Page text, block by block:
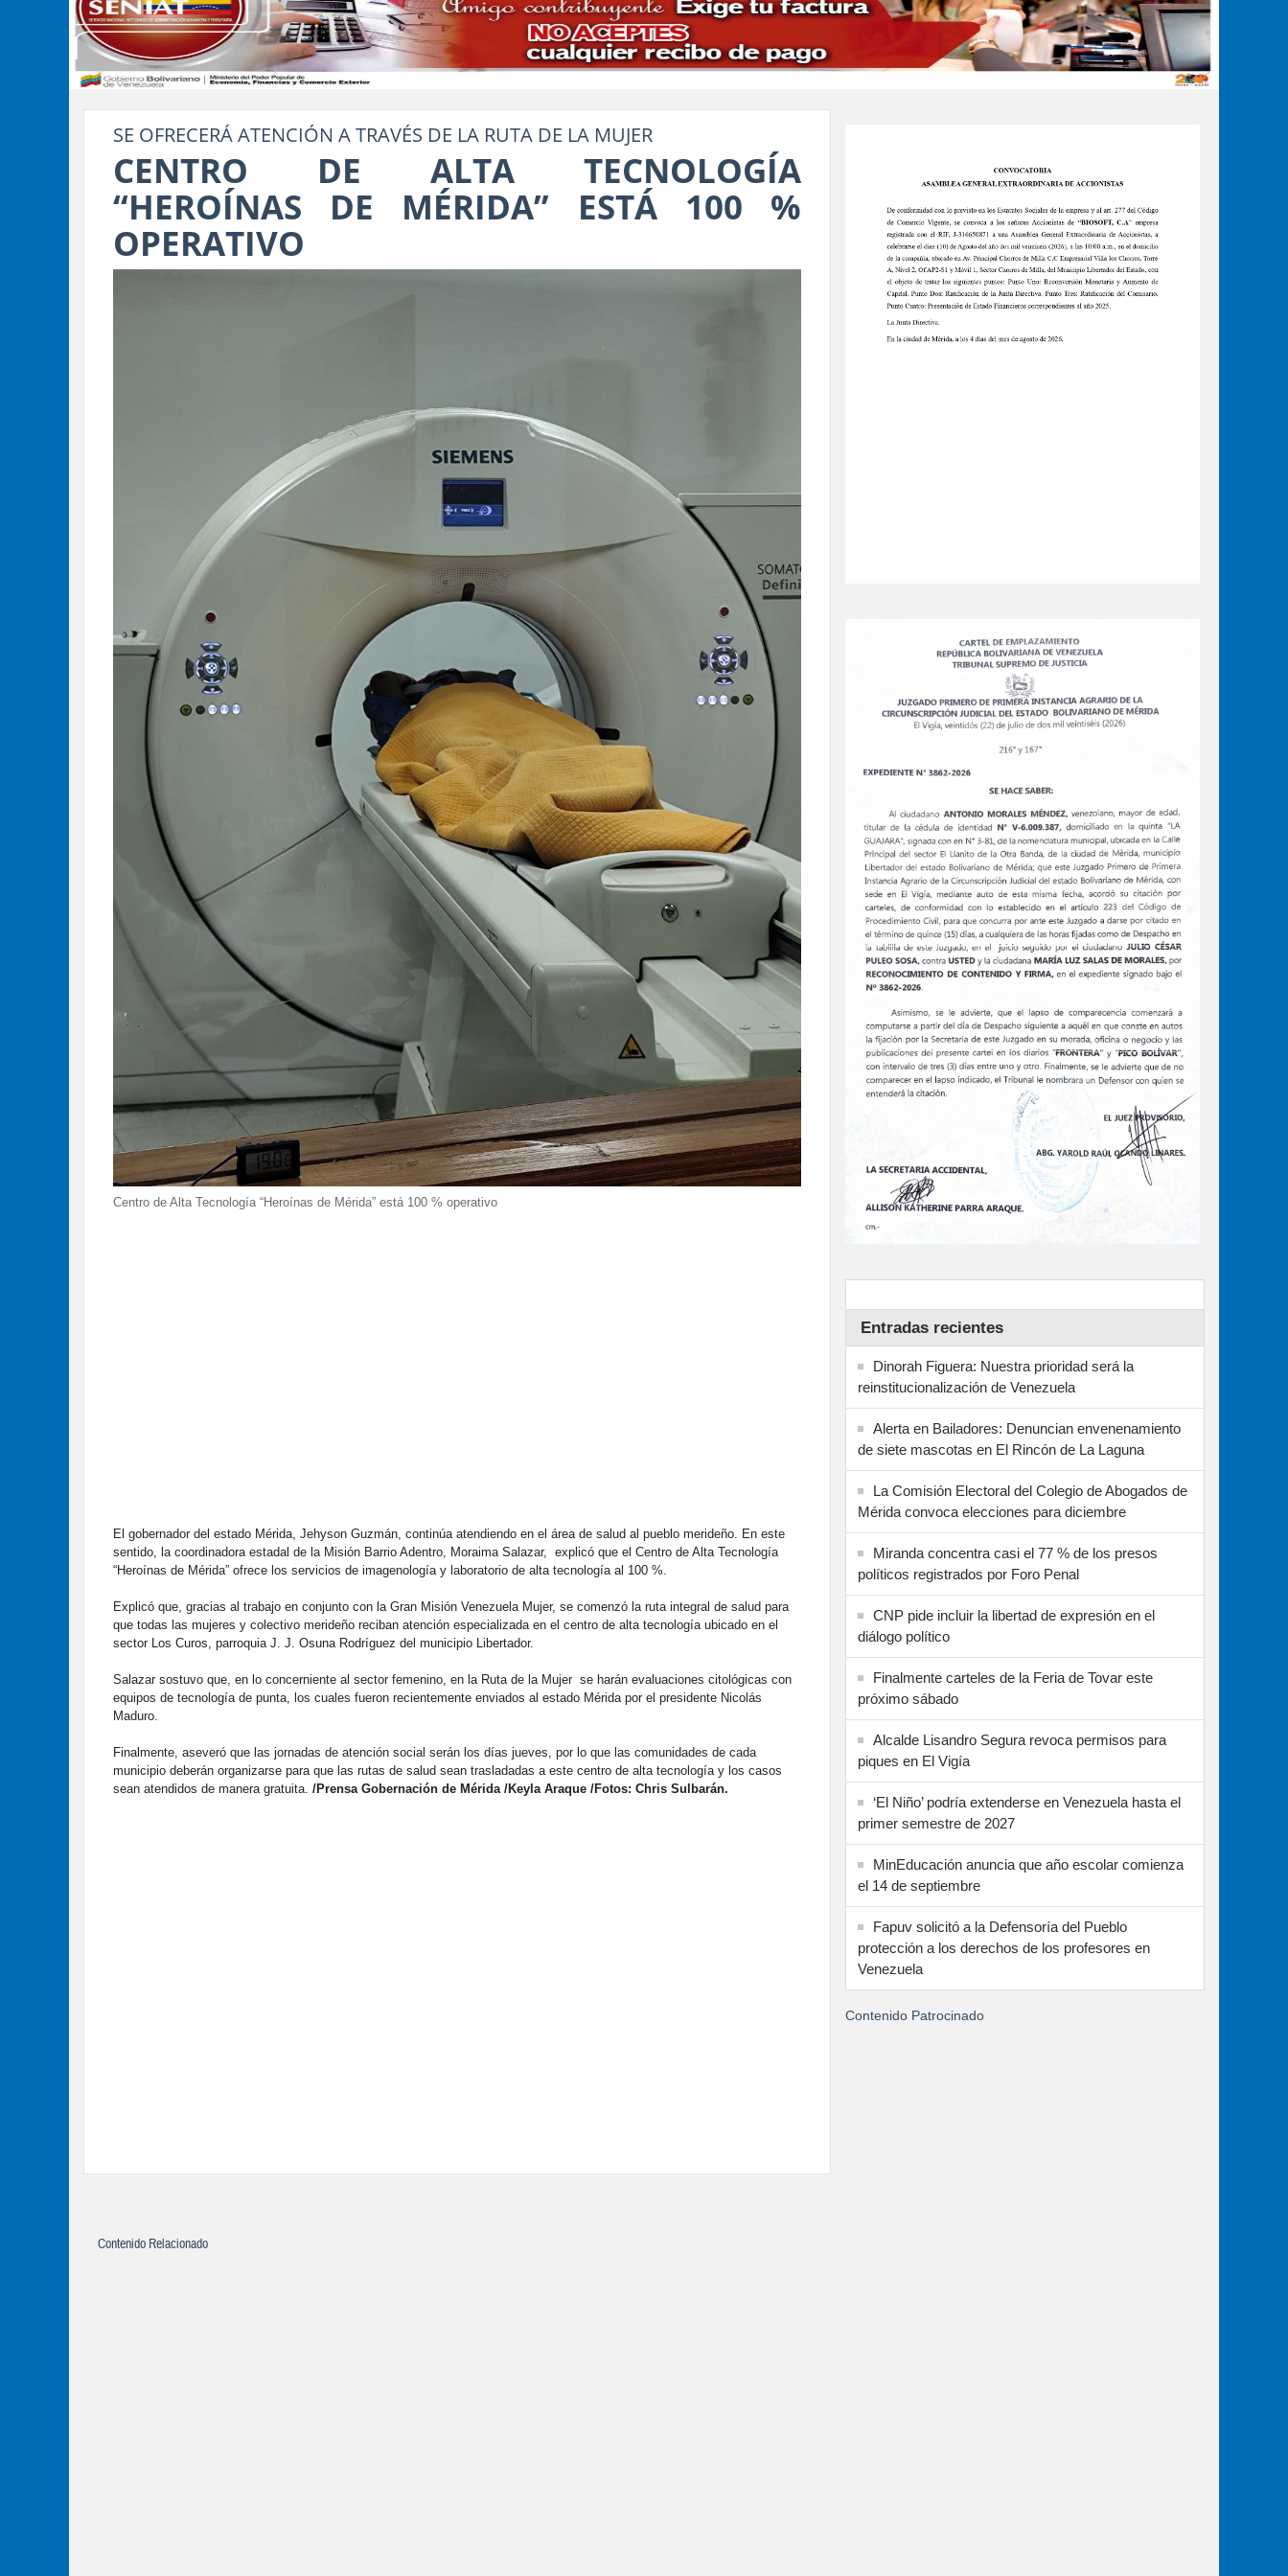
SE OFRECERÁ ATENCIÓN A TRAVÉS DE LA RUTA DE LA MUJER
CENTRO DE ALTA TECNOLOGÍA
“HEROÍNAS DE MÉRIDA” ESTÁ 100 %
OPERATIVO
Centro de Alta Tecnología “Heroínas de Mérida” está 100 % operativo
El gobernador del estado Mérida, Jehyson Guzmán, continúa atendiendo en el área de salud al pueblo merideño. En este
sentido, la coordinadora estadal de la Misión Barrio Adentro, Moraima Salazar, explicó que el Centro de Alta Tecnología
“Heroínas de Mérida” ofrece los servicios de imagenología y laboratorio de alta tecnología al 100 %.
Explicó que, gracias al trabajo en conjunto con la Gran Misión Venezuela Mujer, se comenzó la ruta integral de salud para
que todas las mujeres y colectivo merideño reciban atención especializada en el centro de alta tecnología ubicado en el
sector Los Curos, parroquia J. J. Osuna Rodríguez del municipio Libertador.
Salazar sostuvo que, en lo concerniente al sector femenino, en la Ruta de la Mujer se harán evaluaciones citológicas con
equipos de tecnología de punta, los cuales fueron recientemente enviados al estado Mérida por el presidente Nicolás
Maduro.
Finalmente, aseveró que las jornadas de atención social serán los días jueves, por lo que las comunidades de cada
municipio deberán organizarse para que las rutas de salud sean trasladadas a este centro de alta tecnología y los casos
sean atendidos de manera gratuita. /Prensa Gobernación de Mérida /Keyla Araque /Fotos: Chris Sulbarán.
Entradas recientes
Dinorah Figuera: Nuestra prioridad será la
reinstitucionalización de Venezuela
Alerta en Bailadores: Denuncian envenenamiento
de siete mascotas en El Rincón de La Laguna
La Comisión Electoral del Colegio de Abogados de
Mérida convoca elecciones para diciembre
Miranda concentra casi el 77 % de los presos
políticos registrados por Foro Penal
CNP pide incluir la libertad de expresión en el
diálogo político
Finalmente carteles de la Feria de Tovar este
próximo sábado
Alcalde Lisandro Segura revoca permisos para
piques en El Vigía
‘El Niño’ podría extenderse en Venezuela hasta el
primer semestre de 2027
MinEducación anuncia que año escolar comienza
el 14 de septiembre
Fapuv solicitó a la Defensoría del Pueblo
protección a los derechos de los profesores en
Venezuela
Contenido Patrocinado
Contenido Relacionado